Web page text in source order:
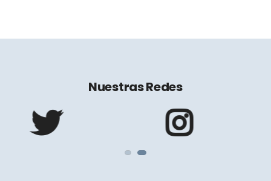
Nuestras Redes